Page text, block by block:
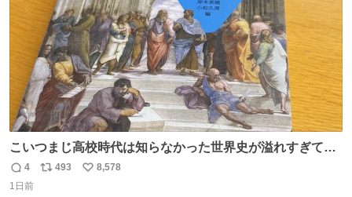
こいつまじ高校時代は知らなかった世界史が溢れすぎてて
𝑩𝑰𝑮 𝑳𝑶𝑽𝑬＿＿
返
信
4
リ
493
い
8,578
1日前